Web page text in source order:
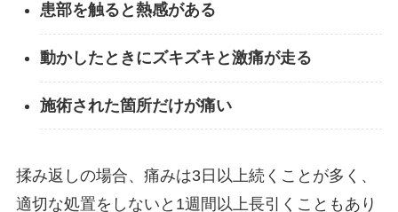
患部を触ると熱感がある
動かしたときにズキズキと激痛が走る
施術された箇所だけが痛い
揉み返しの場合、痛みは3日以上続くことが多く、
適切な処置をしないと1週間以上長引くこともあり